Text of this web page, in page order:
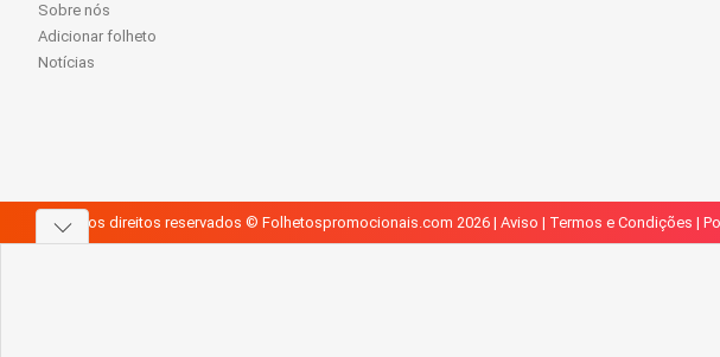
Sobre nós
Adicionar folheto
Notícias
Todos os direitos reservados © Folhetospromocionais.com 2026 | Aviso | Termos e Condições |